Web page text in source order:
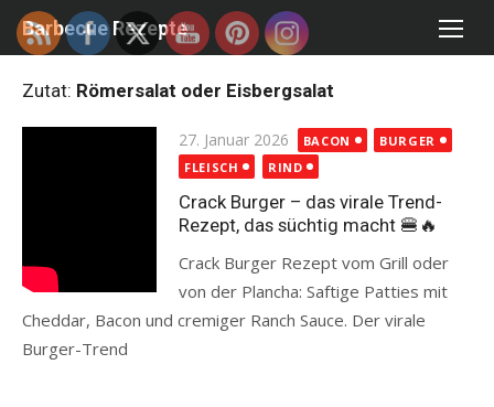
Skip
Barbecue Rezepte
Zutat: Römersalat oder Eisbergsalat
Posted
on
27. Januar 2026 BACON
BURGER
FLEISCH
RIND
Crack Burger – das virale Trend-
Rezept, das süchtig macht 🍔🔥
Crack Burger Rezept vom Grill oder
von der Plancha: Saftige Patties mit
Cheddar, Bacon und cremiger Ranch Sauce. Der virale
Burger-Trend